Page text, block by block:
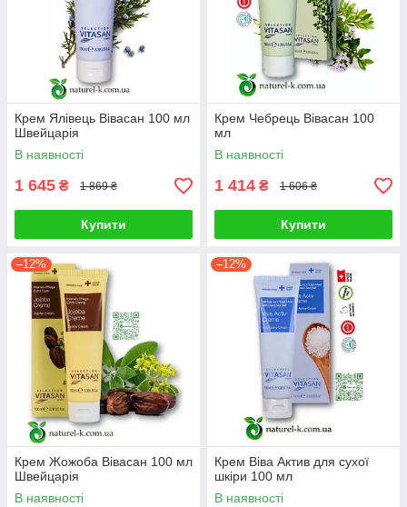
Крем Ялівець Вівасан 100 мл
Швейцарія
В наявності
1 645 ₴ 1 869 ₴
Купити
Крем Чебрець Вівасан 100
мл
В наявності
1 414 ₴ 1 606 ₴
Купити
–12%
Крем Жожоба Вівасан 100 мл
Швейцарія
В наявності
–12%
Крем Віва Актив для сухої
шкіри 100 мл
В наявності